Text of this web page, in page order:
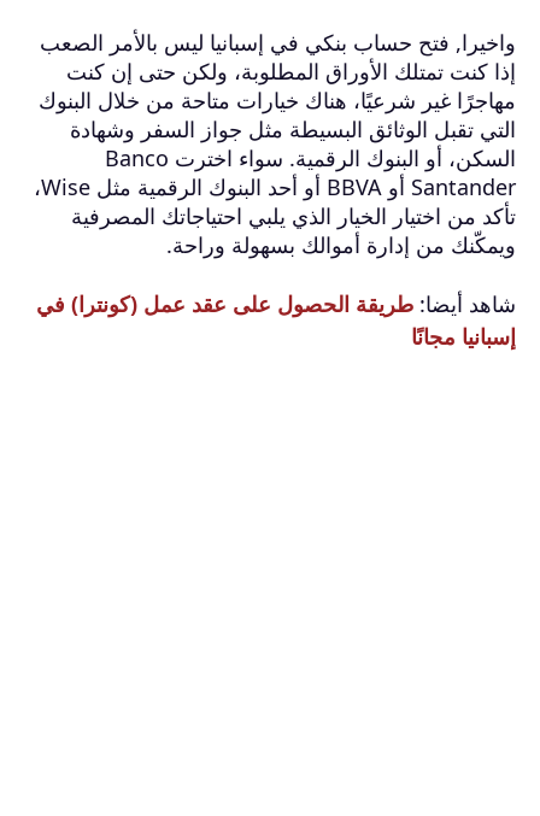
واخيرا, فتح حساب بنكي في إسبانيا ليس بالأمر الصعب
إذا كنت تمتلك الأوراق المطلوبة، ولكن حتى إن كنت
مهاجرًا غير شرعيًا، هناك خيارات متاحة من خلال البنوك
التي تقبل الوثائق البسيطة مثل جواز السفر وشهادة
السكن، أو البنوك الرقمية. سواء اخترت Banco
Santander أو BBVA أو أحد البنوك الرقمية مثل Wise،
تأكد من اختيار الخيار الذي يلبي احتياجاتك المصرفية
ويمكّنك من إدارة أموالك بسهولة وراحة.
شاهد أيضا: طريقة الحصول على عقد عمل (كونترا) في
إسبانيا مجانًا